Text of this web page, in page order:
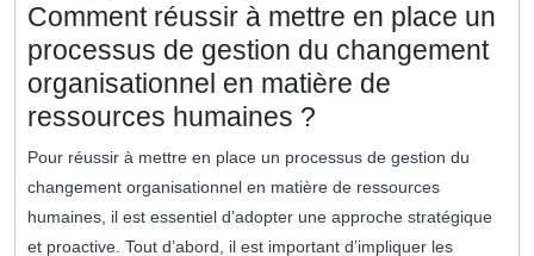
Comment réussir à mettre en place un
processus de gestion du changement
organisationnel en matière de
ressources humaines ?
Pour réussir à mettre en place un processus de gestion du
changement organisationnel en matière de ressources
humaines, il est essentiel d’adopter une approche stratégique
et proactive. Tout d’abord, il est important d’impliquer les